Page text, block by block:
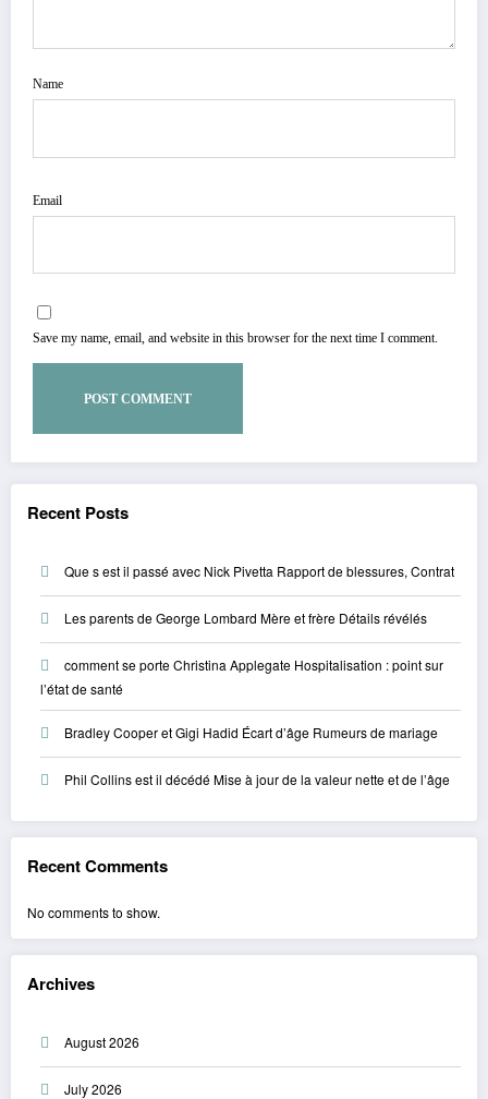
Name
Email
Save my name, email, and website in this browser for the next time I comment.
Recent Posts
Que s est il passé avec Nick Pivetta Rapport de blessures, Contrat
Les parents de George Lombard Mère et frère Détails révélés
comment se porte Christina Applegate Hospitalisation : point sur
l’état de santé
Bradley Cooper et Gigi Hadid Écart d’âge Rumeurs de mariage
Phil Collins est il décédé Mise à jour de la valeur nette et de l’âge
Recent Comments
No comments to show.
Archives
August 2026
July 2026